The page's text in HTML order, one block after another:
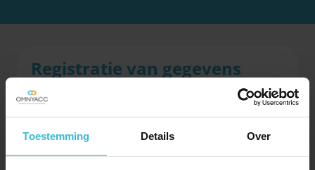
Toestemming Details Over
Registratie van gegevens
Het komt voor dat de Belastingdienst de
loonheffingen, waarvoor je als aannemer
aansprakelijk wordt gesteld, heeft vastgesteld met het
anoniementarief. De aansprakelijkheid voor het
anoniementarief wordt verminderd naar het